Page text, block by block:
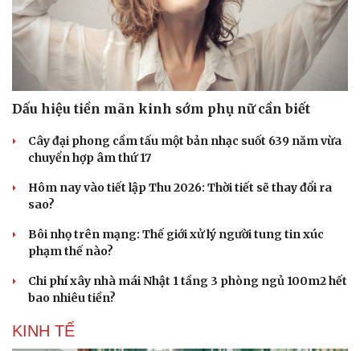
Dấu hiệu tiền mãn kinh sớm phụ nữ cần biết
Cây đại phong cầm tấu một bản nhạc suốt 639 năm vừa
chuyển hợp âm thứ 17
Hôm nay vào tiết lập Thu 2026: Thời tiết sẽ thay đổi ra
sao?
Bôi nhọ trên mạng: Thế giới xử lý người tung tin xúc
phạm thế nào?
Chi phí xây nhà mái Nhật 1 tầng 3 phòng ngủ 100m2 hết
bao nhiêu tiền?
KINH TẾ